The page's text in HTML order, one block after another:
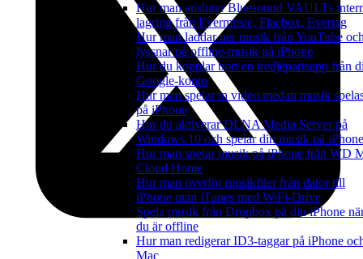
Hur man ansluter Bluesound VAULTs
lagring från Evermusic, Flacbox, Evertag
Hur man laddar ner musik från YouTube
lyssnar på offline-musik på iPhone
Hur du kopplar bort en tredjepartsapp från
Google-konto
Hur man spelar in video medan musik
på iPhone
Hur du aktiverar DLNA Media Server på
Windows 10 och spelar din musik på iPhone
Hur man spelar musik på iPhone från WD
Cloud Home
Hur man överför musikfiler från dator till
iPhone utan iTunes med WiFi-Drive
Spela musik från Dropbox på din iPhone
du är offline
Hur man redigerar ID3-taggar på iPhone
Mac